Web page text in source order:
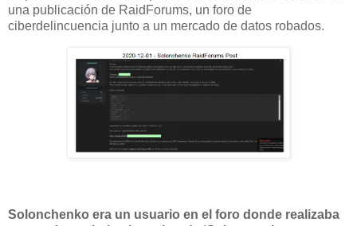
una publicación de RaidForums, un foro de
ciberdelincuencia junto a un mercado de datos robados.
Solonchenko era un usuario en el foro donde realizaba